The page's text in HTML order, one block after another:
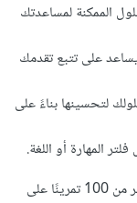
الممكنة لمساعدتك
على تتبع تقدمك
لتحسينها بناءً على
المهارة أو اللغة.
فيما يخص ال Loops ، يحتوي edabit على أكثر من 100 تمرينًا على